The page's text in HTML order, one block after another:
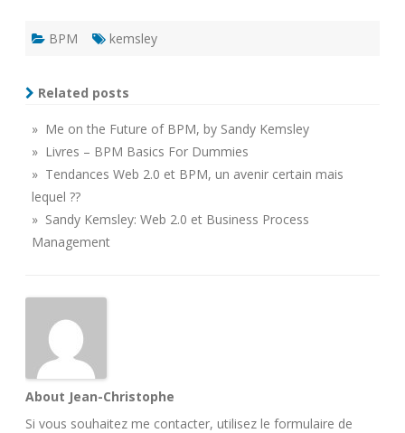
BPM kemsley
Related posts
» Me on the Future of BPM, by Sandy Kemsley
» Livres – BPM Basics For Dummies
» Tendances Web 2.0 et BPM, un avenir certain mais
lequel ??
» Sandy Kemsley: Web 2.0 et Business Process
Management
About Jean-Christophe
Si vous souhaitez me contacter, utilisez le formulaire de